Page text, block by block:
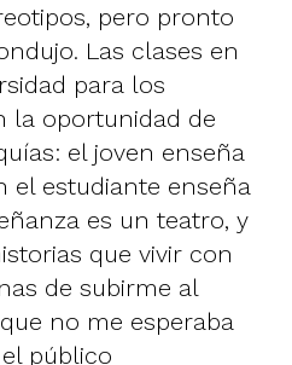
pero pronto
Las clases en
para los
la oportunidad de
el joven enseña
el estudiante enseña
es un teatro, y
que vivir con
de subirme al
no me esperaba
público